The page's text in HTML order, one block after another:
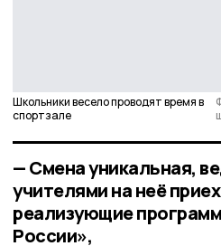
Школьники весело проводят время в
спортзале
— Смена уникальная,
учителями на неё
реализующие
России»,